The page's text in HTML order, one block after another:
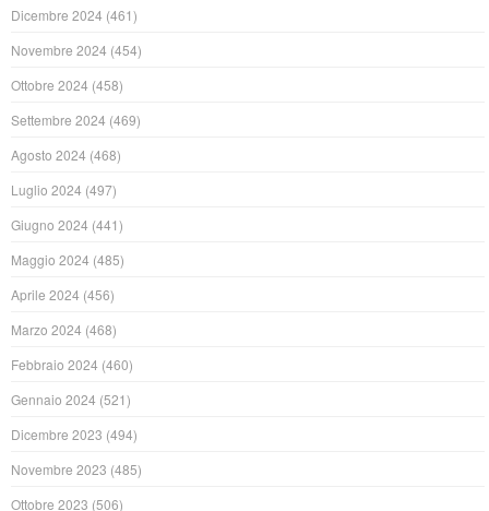
Dicembre 2024 (461)
Novembre 2024 (454)
Ottobre 2024 (458)
Settembre 2024 (469)
Agosto 2024 (468)
Luglio 2024 (497)
Giugno 2024 (441)
Maggio 2024 (485)
Aprile 2024 (456)
Marzo 2024 (468)
Febbraio 2024 (460)
Gennaio 2024 (521)
Dicembre 2023 (494)
Novembre 2023 (485)
Ottobre 2023 (506)